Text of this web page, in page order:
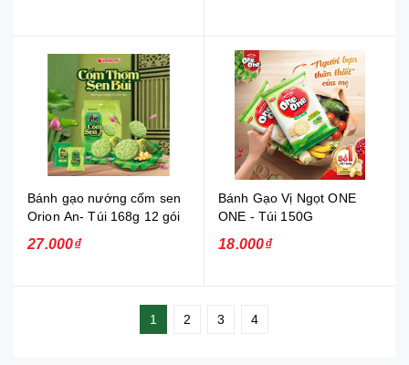
Bánh gạo nướng cốm sen
Orion An- Túi 168g 12 gói
27.000₫
Bánh Gạo Vị Ngọt ONE
ONE - Túi 150G
18.000₫
1 2 3 4